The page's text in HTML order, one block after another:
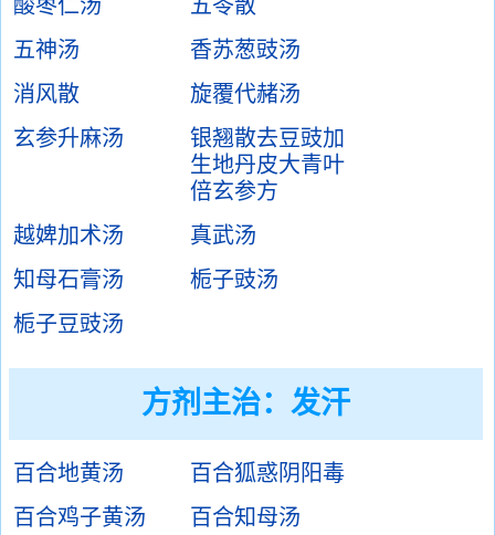
酸枣仁汤
五苓散
五神汤
香苏葱豉汤
消风散
旋覆代赭汤
玄参升麻汤
银翘散去豆豉加
生地丹皮大青叶
倍玄参方
越婢加术汤
真武汤
知母石膏汤
栀子豉汤
栀子豆豉汤
方剂主治： 发汗
百合地黄汤
百合狐惑阴阳毒
百合鸡子黄汤
百合知母汤